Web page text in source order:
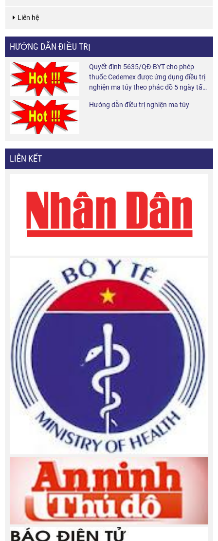
Liên hệ
HƯỚNG DẪN ĐIỀU TRỊ
Quyết định 5635/QĐ-BYT cho phép
thuốc Cedemex được ứng dụng điều trị
nghiện ma túy theo phác đồ 5 ngày tấn
Hướng dẫn điều trị nghiện ma túy
LIÊN KẾT